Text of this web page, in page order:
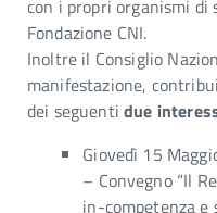
con i propri organismi
Fondazione CNI.
Inoltre il Consiglio
manifestazione,
dei seguentidue
Giovedì 15
– Convegno “Il
in-competenza e